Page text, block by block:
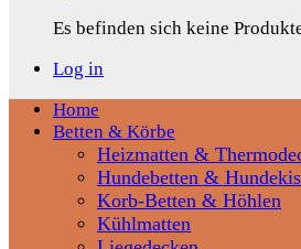
Es befinden sich keine
Log in
Home
Betten & Körbe
Heizmatten &
Hundebetten &
Korb-Betten & Höhlen
Kühlmatten